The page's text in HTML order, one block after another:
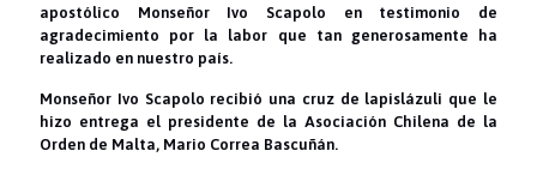
apostólico Monseñor Ivo Scapolo en testimonio de
agradecimiento por la labor que tan generosamente ha
realizado en nuestro país.
Monseñor Ivo Scapolo recibió una cruz de lapislázuli que le
hizo entrega el presidente de la Asociación Chilena de la
Orden de Malta, Mario Correa Bascuñán.